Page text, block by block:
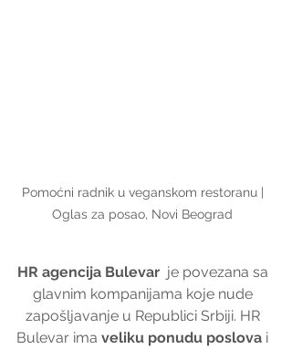
Pomoćni radnik u veganskom restoranu |
Oglas za posao, Novi Beograd
HR agencija Bulevar
  je povezana sa
glavnim kompanijama koje nude
zapošljavanje u Republici Srbiji. HR
Bulevar ima veliku ponudu poslova i